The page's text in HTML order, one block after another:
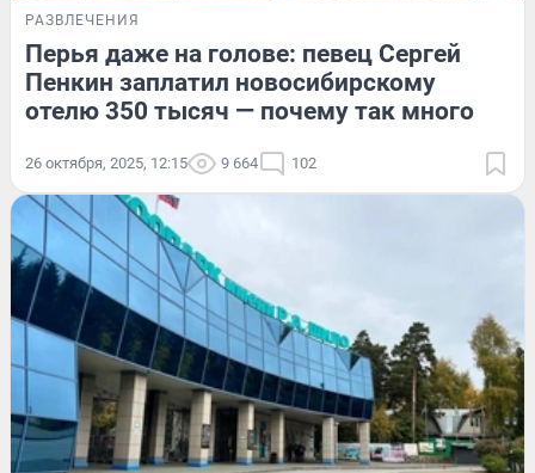
РАЗВЛЕЧЕНИЯ
Перья даже на голове: певец Сергей
Пенкин заплатил новосибирскому
отелю 350 тысяч — почему так много
26 октября, 2025, 12:15 9 664 102